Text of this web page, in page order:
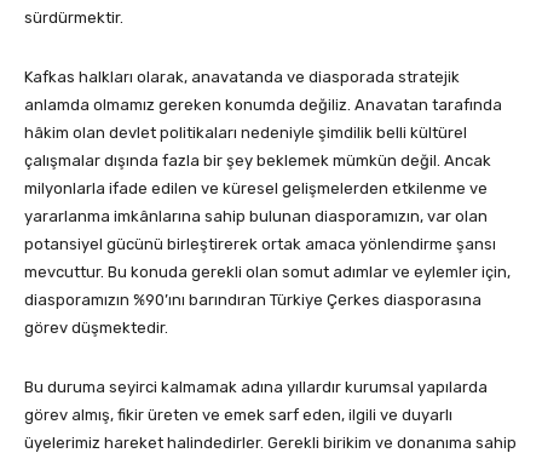
sürdürmektir.
Kafkas halkları olarak, anavatanda ve diasporada stratejik
anlamda olmamız gereken konumda değiliz. Anavatan tarafında
hâkim olan devlet politikaları nedeniyle şimdilik belli kültürel
çalışmalar dışında fazla bir şey beklemek mümkün değil. Ancak
milyonlarla ifade edilen ve küresel gelişmelerden etkilenme ve
yararlanma imkânlarına sahip bulunan diasporamızın, var olan
potansiyel gücünü birleştirerek ortak amaca yönlendirme şansı
mevcuttur. Bu konuda gerekli olan somut adımlar ve eylemler için,
diasporamızın %90’ını barındıran Türkiye Çerkes diasporasına
görev düşmektedir.
Bu duruma seyirci kalmamak adına yıllardır kurumsal yapılarda
görev almış, fikir üreten ve emek sarf eden, ilgili ve duyarlı
üyelerimiz hareket halindedirler. Gerekli birikim ve donanıma sahip